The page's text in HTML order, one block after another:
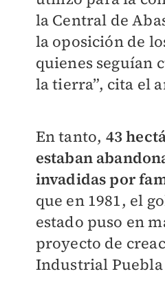
la Central de
la oposición de
quienes seguían
la tierra”, cita el
En tanto, 43
estaban
invadidas por
que en 1981, el
estado puso en
proyecto de
Industrial Puebla